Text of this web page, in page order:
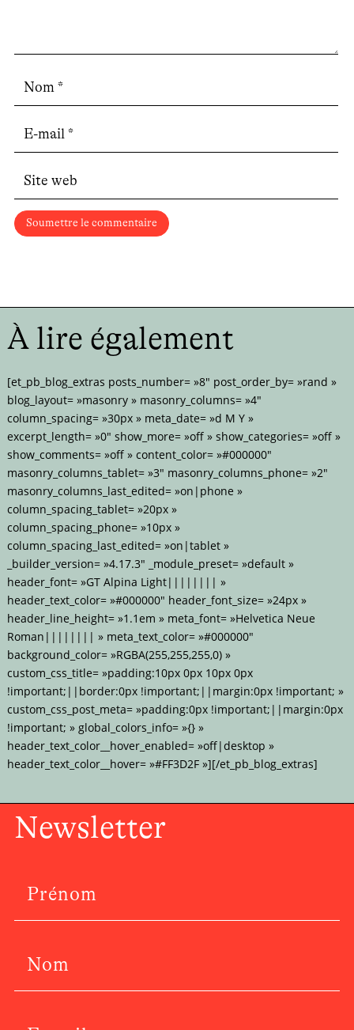
Soumettre le commentaire
À lire également
[et_pb_blog_extras posts_number= »8″ post_order_by= »rand »
blog_layout= »masonry » masonry_columns= »4″
column_spacing= »30px » meta_date= »d M Y »
excerpt_length= »0″ show_more= »off » show_categories= »off »
show_comments= »off » content_color= »#000000″
masonry_columns_tablet= »3″ masonry_columns_phone= »2″
masonry_columns_last_edited= »on|phone »
column_spacing_tablet= »20px »
column_spacing_phone= »10px »
column_spacing_last_edited= »on|tablet »
_builder_version= »4.17.3″ _module_preset= »default »
header_font= »GT Alpina Light|||||||| »
header_text_color= »#000000″ header_font_size= »24px »
header_line_height= »1.1em » meta_font= »Helvetica Neue
Roman|||||||| » meta_text_color= »#000000″
background_color= »RGBA(255,255,255,0) »
custom_css_title= »padding:10px 0px 10px 0px
!important;||border:0px !important;||margin:0px !important; »
custom_css_post_meta= »padding:0px !important;||margin:0px
!important; » global_colors_info= »{} »
header_text_color__hover_enabled= »off|desktop »
header_text_color__hover= »#FF3D2F »][/et_pb_blog_extras]
Newsletter